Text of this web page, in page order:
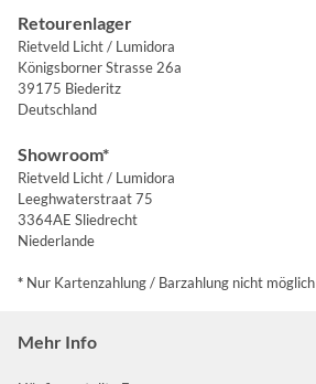
Retourenlager
Rietveld Licht / Lumidora
Königsborner Strasse 26a
39175 Biederitz
Deutschland
Showroom*
Rietveld Licht / Lumidora
Leeghwaterstraat 75
3364AE Sliedrecht
Niederlande
* Nur Kartenzahlung / Barzahlung nicht möglich
Mehr Info